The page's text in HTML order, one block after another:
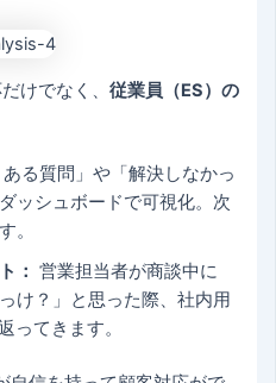
けでなく、従業員（ES）の
ある質問」や「解決しなかっ
ッシュボードで可視化。次
。
： 営業担当者が商談中に
け？」と思った際、社内用
ってきます。